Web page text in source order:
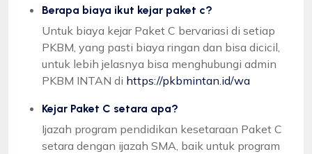
Berapa biaya ikut kejar paket c?
Untuk biaya kejar Paket C bervariasi di setiap
PKBM, yang pasti biaya ringan dan bisa dicicil,
untuk lebih jelasnya bisa menghubungi admin
PKBM INTAN di https://pkbmintan.id/wa
Kejar Paket C setara apa?
Ijazah program pendidikan kesetaraan Paket C
setara dengan ijazah SMA, baik untuk program